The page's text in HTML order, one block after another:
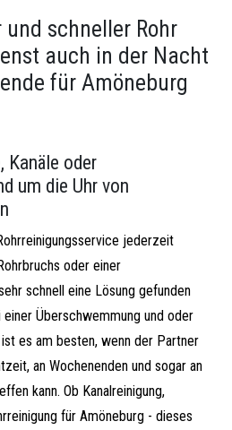
und schneller Rohr
auch in der Nacht
für Amöneburg
Kanäle oder
um die Uhr von
jederzeit
oder einer
schnell eine Lösung gefunden
Überschwemmung und oder
es am besten, wenn der Partner
an Wochenenden und sogar an
kann. Ob Kanalreinigung,
für Amöneburg - dieses